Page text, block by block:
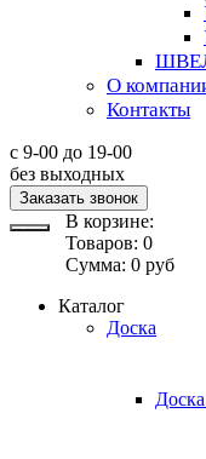
О
Контакты
с 9-00 до 19-00
без выходных
Заказать звонок
В корзине:
Товаров: 0
Сумма: 0 руб
Каталог
Доска